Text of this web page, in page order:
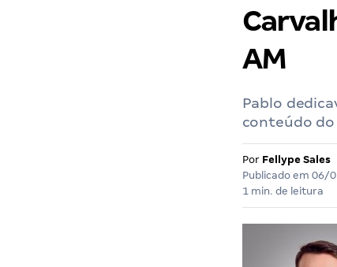
AM
Pablo
conteúdo
Por Fellype Sales
Publicado em 06/
1 min. de leitura